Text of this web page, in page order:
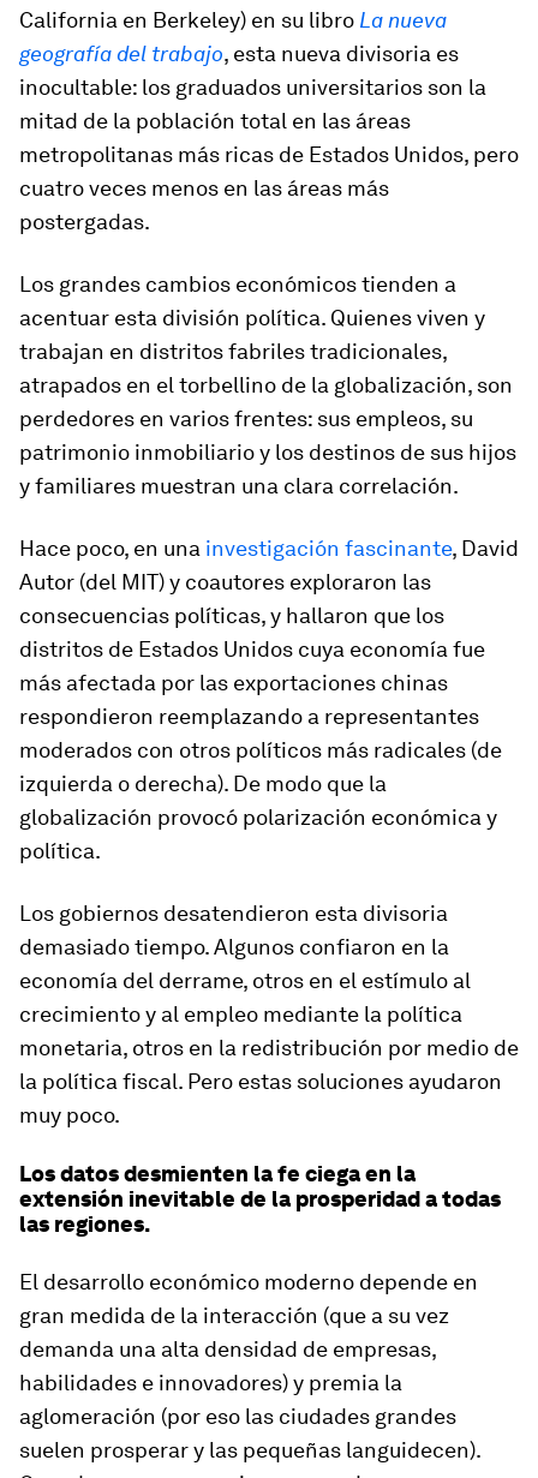
California en Berkeley) en su libro La nueva
geografía del trabajo, esta nueva divisoria es
inocultable: los graduados universitarios son la
mitad de la población total en las áreas
metropolitanas más ricas de Estados Unidos, pero
cuatro veces menos en las áreas más
postergadas.
Los grandes cambios económicos tienden a
acentuar esta división política. Quienes viven y
trabajan en distritos fabriles tradicionales,
atrapados en el torbellino de la globalización, son
perdedores en varios frentes: sus empleos, su
patrimonio inmobiliario y los destinos de sus hijos
y familiares muestran una clara correlación.
Hace poco, en una investigación fascinante, David
Autor (del MIT) y coautores exploraron las
consecuencias políticas, y hallaron que los
distritos de Estados Unidos cuya economía fue
más afectada por las exportaciones chinas
respondieron reemplazando a representantes
moderados con otros políticos más radicales (de
izquierda o derecha). De modo que la
globalización provocó polarización económica y
política.
Los gobiernos desatendieron esta divisoria
demasiado tiempo. Algunos confiaron en la
economía del derrame, otros en el estímulo al
crecimiento y al empleo mediante la política
monetaria, otros en la redistribución por medio de
la política fiscal. Pero estas soluciones ayudaron
muy poco.
Los datos desmienten la fe ciega en la
extensión inevitable de la prosperidad a todas
las regiones.
El desarrollo económico moderno depende en
gran medida de la interacción (que a su vez
demanda una alta densidad de empresas,
habilidades e innovadores) y premia la
aglomeración (por eso las ciudades grandes
suelen prosperar y las pequeñas languidecen).